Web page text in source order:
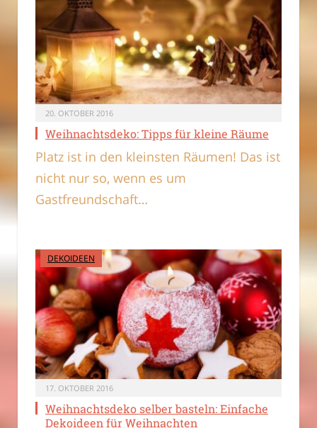
20. OKTOBER 2016
Weihnachtsdeko: Tipps für kleine Räume
Platz ist in den kleinsten Räumen! Das ist
nicht nur so, wenn es um
Gastfreundschaft…
DEKOIDEEN
17. OKTOBER 2016
Weihnachtsdeko selber basteln: Einfache
Dekoideen für Weihnachten